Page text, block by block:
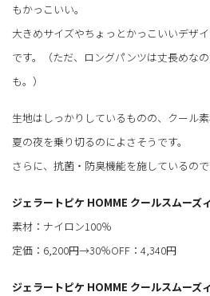
もかっこいい。
大きめサイズやちょっとかっこいいデザ
です。（ただ、ロングパンツは丈長めな
も。）
生地はしっかりしているものの、クール
夏の夜を乗り切るのによさそうです。
さらに、抗菌・防臭機能を施しているので
ジェラートピケ HOMME クールスムーズ
素材：ナイロン100％
定価：6,200円→30％OFF：4,340円
ジェラートピケ HOMME クールスムーズ